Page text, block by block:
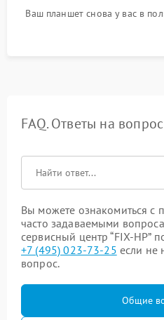
Ваш планшет снова у вас в
FAQ. Ответы на
Вы можете ознакомиться
часто задаваемыми
сервисный центр “FIX-HP”
+7 (495) 023-73-25 если не
вопрос.
Общие